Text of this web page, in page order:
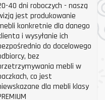
40 dni roboczych - naszą
jest produkowanie
konkretnie dla danego
i wysyłanie ich
do docelowego
bez
mebli w
co jest
dla mebli klasy